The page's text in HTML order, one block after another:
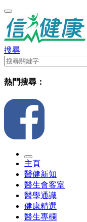
搜尋
熱門搜尋：
主頁
醫健新知
醫生會客室
醫學通識
健康精選
醫生專欄